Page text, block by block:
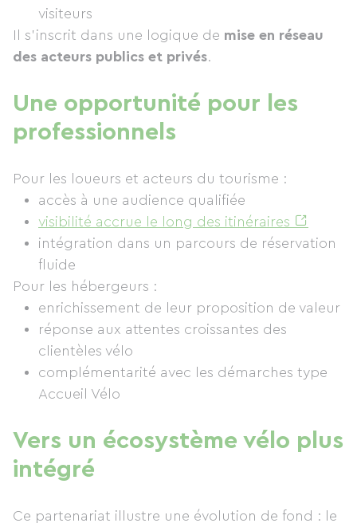
visiteurs
Il s’inscrit dans une logique de mise en réseau
des acteurs publics et privés.
Une opportunité pour les
professionnels
Pour les loueurs et acteurs du tourisme :
accès à une audience qualifiée
visibilité accrue le long des itinéraires
intégration dans un parcours de réservation
fluide
Pour les hébergeurs :
enrichissement de leur proposition de valeur
réponse aux attentes croissantes des
clientèles vélo
complémentarité avec les démarches type
Accueil Vélo
Vers un écosystème vélo plus
intégré
Ce partenariat illustre une évolution de fond : le